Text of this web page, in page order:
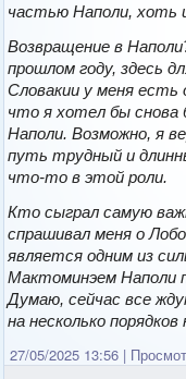
частью Наполи, хоть
Возвращение в
прошлом году, здесь
Словакии у меня есть
что я хотел бы снова
Наполи. Возможно, я
путь трудный и
что-то в этой роли.
Кто сыграл самую
спрашивал меня о
является одним из
Мактоминэем Наполи
Думаю, сейчас все
на несколько порядков
27/05/2025 13:56 |